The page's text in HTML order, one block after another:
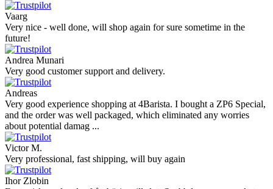
Vaarg
Very nice - well done, will shop again for sure sometime in the
future!
Andrea Munari
Very good customer support and delivery.
Andreas
Very good experience shopping at 4Barista. I bought a ZP6 Special,
and the order was well packaged, which eliminated any worries
about potential damag ...
Victor M.
Very professional, fast shipping, will buy again
Ihor Zlobin